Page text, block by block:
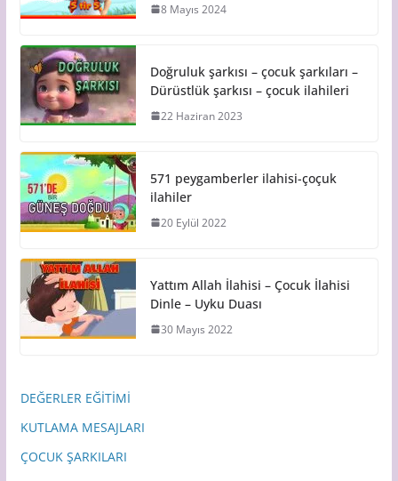
8 Mayıs 2024
Doğruluk şarkısı – çocuk şarkıları –
Dürüstlük şarkısı – çocuk ilahileri
22 Haziran 2023
571 peygamberler ilahisi-çoçuk
ilahiler
20 Eylül 2022
Yattım Allah İlahisi – Çocuk İlahisi
Dinle – Uyku Duası
30 Mayıs 2022
DEĞERLER EĞİTİMİ
KUTLAMA MESAJLARI
ÇOCUK ŞARKILARI